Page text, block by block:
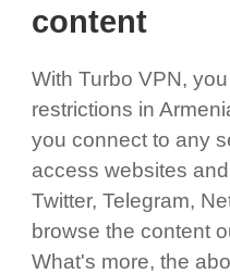
content
With Turbo VPN,
restrictions in
you connect to any
access websites
Twitter, Telegram,
browse the content
What's more, the